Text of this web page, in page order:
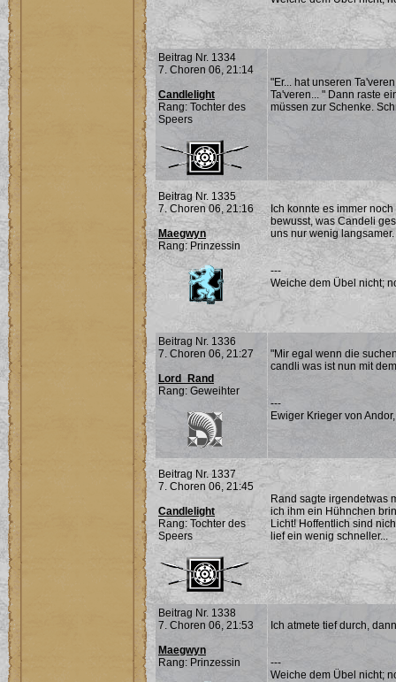
Beitrag Nr. 1334
7. Choren 06, 21:14
Candlelight
Rang: Tochter des
Speers
"Er... hat unseren
Ta'veren... " Dann raste
müssen zur Schenke.
Beitrag Nr. 1335
7. Choren 06, 21:16
Maegwyn
Rang: Prinzessin
Ich konnte es immer
bewusst, was Candeli
uns nur wenig langsamer.
---
Weiche dem Übel nicht;
Beitrag Nr. 1336
7. Choren 06, 21:27
Lord_Rand
Rang: Geweihter
"Mir egal wenn die
candli was ist nun mit
---
Ewiger Krieger von
Beitrag Nr. 1337
7. Choren 06, 21:45
Candlelight
Rang: Tochter des
Speers
Rand sagte irgendetwas
ich ihm ein Hühnchen
Licht! Hoffentlich sind
lief ein wenig schneller...
Beitrag Nr. 1338
7. Choren 06, 21:53
Maegwyn
Rang: Prinzessin
Ich atmete tief durch,
---
Weiche dem Übel nicht;